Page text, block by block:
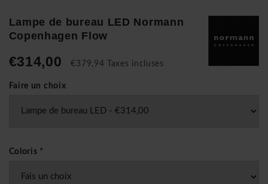
Lampe de bureau LED Normann
Copenhagen Flow
€314,00 €379,94 Taxes incluses
Faire un choix
Coloris *